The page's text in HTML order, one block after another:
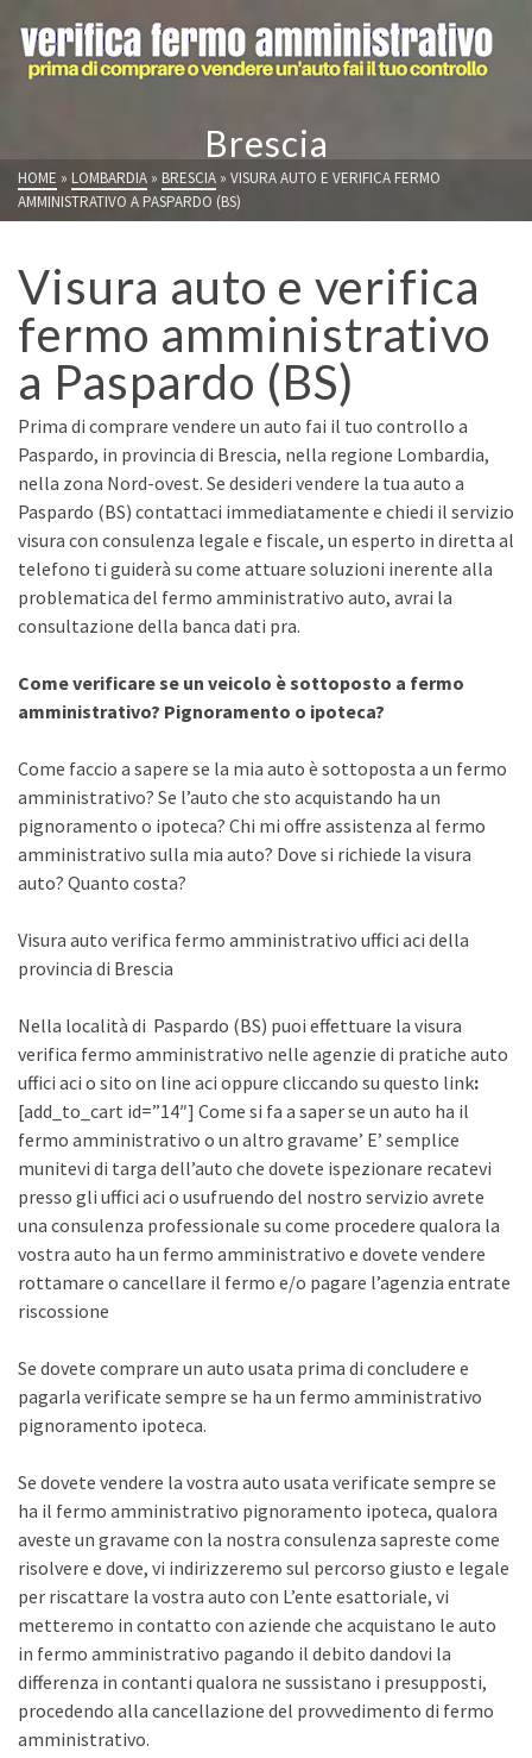
Brescia
HOME » LOMBARDIA » BRESCIA » VISURA AUTO E VERIFICA FERMO
AMMINISTRATIVO A PASPARDO (BS)
Visura auto e verifica
fermo amministrativo
a Paspardo (BS)
Prima di comprare vendere un auto fai il tuo controllo a
Paspardo, in provincia di Brescia, nella regione Lombardia,
nella zona Nord-ovest. Se desideri vendere la tua auto a
Paspardo (BS) contattaci immediatamente e chiedi il servizio
visura con consulenza legale e fiscale, un esperto in diretta al
telefono ti guiderà su come attuare soluzioni inerente alla
problematica del fermo amministrativo auto, avrai la
consultazione della banca dati pra.
Come verificare se un veicolo è sottoposto a fermo
amministrativo? Pignoramento o ipoteca?
Come faccio a sapere se la mia auto è sottoposta a un fermo
amministrativo? Se l’auto che sto acquistando ha un
pignoramento o ipoteca? Chi mi offre assistenza al fermo
amministrativo sulla mia auto? Dove si richiede la visura
auto? Quanto costa?
Visura auto verifica fermo amministrativo uffici aci della
provincia di Brescia
Nella località di Paspardo (BS) puoi effettuare la visura
verifica fermo amministrativo nelle agenzie di pratiche auto
uffici aci o sito on line aci oppure cliccando su questo link:
[add_to_cart id=”14″] Come si fa a saper se un auto ha il
fermo amministrativo o un altro gravame’ E’ semplice
munitevi di targa dell’auto che dovete ispezionare recatevi
presso gli uffici aci o usufruendo del nostro servizio avrete
una consulenza professionale su come procedere qualora la
vostra auto ha un fermo amministrativo e dovete vendere
rottamare o cancellare il fermo e/o pagare l’agenzia entrate
riscossione
Se dovete comprare un auto usata prima di concludere e
pagarla verificate sempre se ha un fermo amministrativo
pignoramento ipoteca.
Se dovete vendere la vostra auto usata verificate sempre se
ha il fermo amministrativo pignoramento ipoteca, qualora
aveste un gravame con la nostra consulenza sapreste come
risolvere e dove, vi indirizzeremo sul percorso giusto e legale
per riscattare la vostra auto con L’ente esattoriale, vi
metteremo in contatto con aziende che acquistano le auto
in fermo amministrativo pagando il debito dandovi la
differenza in contanti qualora ne sussistano i presupposti,
procedendo alla cancellazione del provvedimento di fermo
amministrativo.